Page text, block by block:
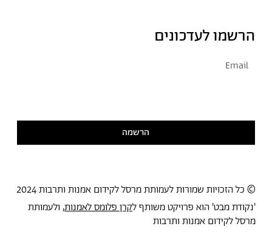
הרשמו לעדכונים
הרשמה
© כל הזכויות שמורות לעמותת מרסל לקידום אמנות ותרבות 2024
'נקודת מבט' הוא פרויקט משותף לקרן פלומס לאמנות, ולעמותת
מרסל לקידום אמנות ותרבות